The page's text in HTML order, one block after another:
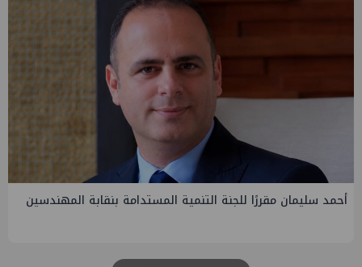
PMS تنهي أعمال إنزال الخطوط البحرية الثلاث بمشروع المرحلة